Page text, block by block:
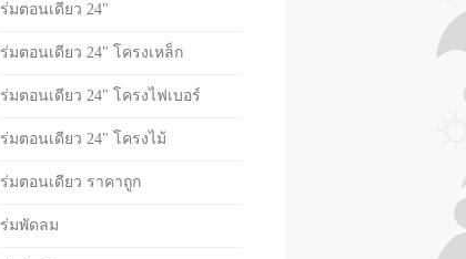
ร่มตอนเดียว 24"
ร่มตอนเดียว 24" โครงเหล็ก
ร่มตอนเดียว 24" โครงไฟเบอร์
ร่มตอนเดียว 24" โครงไม้
ร่มตอนเดียว ราคาถูก
ร่มพัดลม